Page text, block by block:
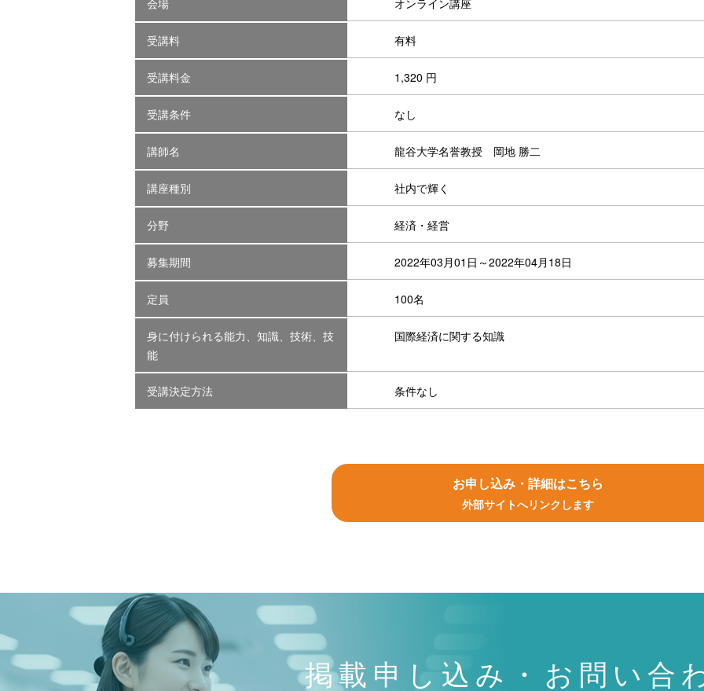
会場 オンライン講座
受講料 有料
受講料金 1,320 円
受講条件 なし
講師名 龍谷大学名誉教授 岡地 勝二
講座種別 社内で輝く
分野 経済・経営
募集期間 2022年03月01日～2022年04月18日
定員 100名
身に付けられる能力、知識、技術、技
能
国際経済に関する知識
受講決定方法 条件なし
お申し込み・詳細はこちら
外部サイトへリンクします
掲載申し込み・お問い合